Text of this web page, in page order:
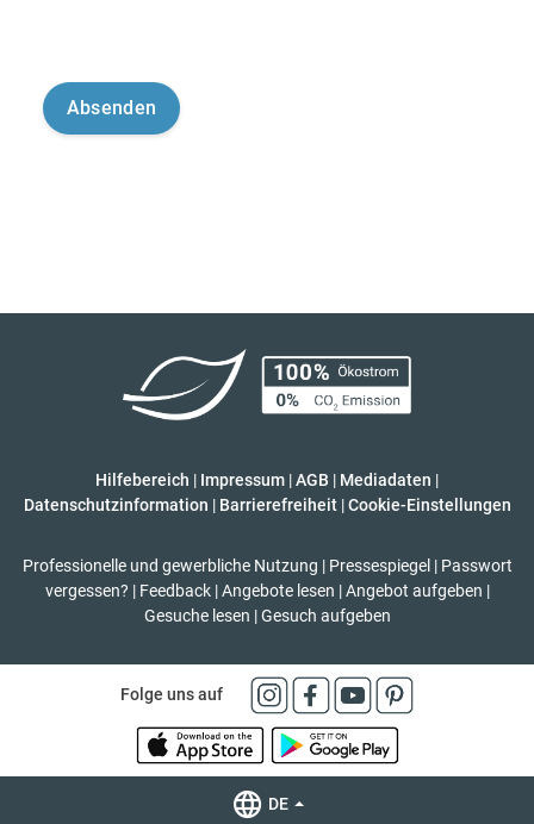
Hilfebereich | Impressum |AGB | Mediadaten |
Datenschutzinformation | Barrierefreiheit | Cookie-Einstellungen
Professionelle und gewerbliche Nutzung | Pressespiegel | Passwort
vergessen? | Feedback | Angebote lesen | Angebot aufgeben |
Gesuche lesen | Gesuch aufgeben
Folge uns auf
DE